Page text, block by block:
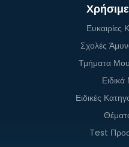
Ευκαιρίες
Σχολές
Τμήματα
Ειδικές
Test